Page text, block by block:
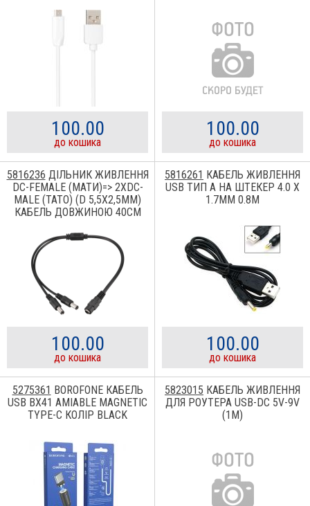
100.00
до кошика
100.00
до кошика
5816236 ДІЛЬНИК ЖИВЛЕННЯ
DC-FEMALE (МАТИ)=> 2XDC-
MALE (ТАТО) (D 5,5X2,5ММ)
КАБЕЛЬ ДОВЖИНОЮ 40СМ
100.00
до кошика
5816261 КАБЕЛЬ ЖИВЛЕННЯ
USB ТИП A НА ШТЕКЕР 4.0 Х
1.7ММ 0.8М
100.00
до кошика
5275361 BOROFONE КАБЕЛЬ
USB BX41 AMIABLE MAGNETIC
TYPE-C КОЛІР BLACK
5823015 КАБЕЛЬ ЖИВЛЕННЯ
ДЛЯ РОУТЕРА USB-DC 5V-9V
(1M)